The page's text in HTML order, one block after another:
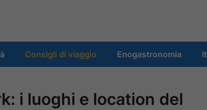
Consigli di viaggio Enogastronomia
i luoghi e location del